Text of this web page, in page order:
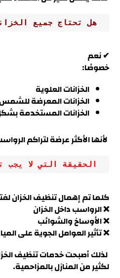
هل تحتاج جميع
✔ نعم
خصوصًا:
الخزانات العلوية
الخزانات المعرضة للشمس
الخزانات المستخدمة
لأنها الأكثر عرضة لتراكم
الحقيقة التي لا يجب
كلما تم إهمال تنظيف الخزان
❌ الرواسب داخل الخزان
❌ الأوساخ والشوائب
❌ تأثير العوامل الجوية على
لذلك أصبحت خدمات تنظيف
لكثير من المنازل بالمزاحمية.